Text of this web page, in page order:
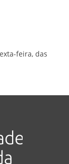
feira, das